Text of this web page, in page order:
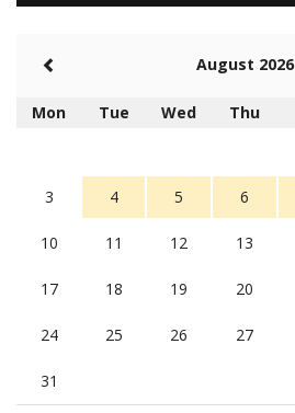
August 2026
Mon Tue Wed Thu
3 4 5 6
10 11 12 13
17 18 19 20
24 25 26 27
31